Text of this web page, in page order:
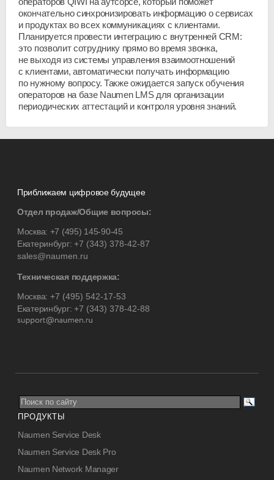
окончательно синхронизировать информацию о сервисах
и продуктах во всех коммуникациях с клиентами.
Планируется провести интеграцию с внутренней CRM:
это позволит сотруднику прямо во время звонка,
не выходя из системы управления взаимоотношений
с клиентами, автоматически получать информацию
по нужному вопросу. Также ожидается запуск обучения
операторов на базе Naumen LMS для организации
периодических аттестаций и контроля уровня знаний.
Приближаем цифровое будущее
Отдел продаж/Общие вопросы:
Москва: +7 (495) 145-90-45
Екатеринбург:+7 (343) 378-42-87
sales@naumen.ru
Техническая поддержка:
Москва: +7 (495) 542-17-53
Екатеринбург:+7 (343) 378-42-88
ПРОДУКТЫ
Naumen Service Desk
Naumen Service Desk Pro
Naumen Network Manager